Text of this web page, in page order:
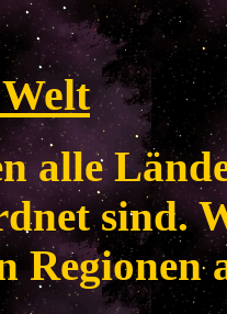
alle
sind.
Regionen